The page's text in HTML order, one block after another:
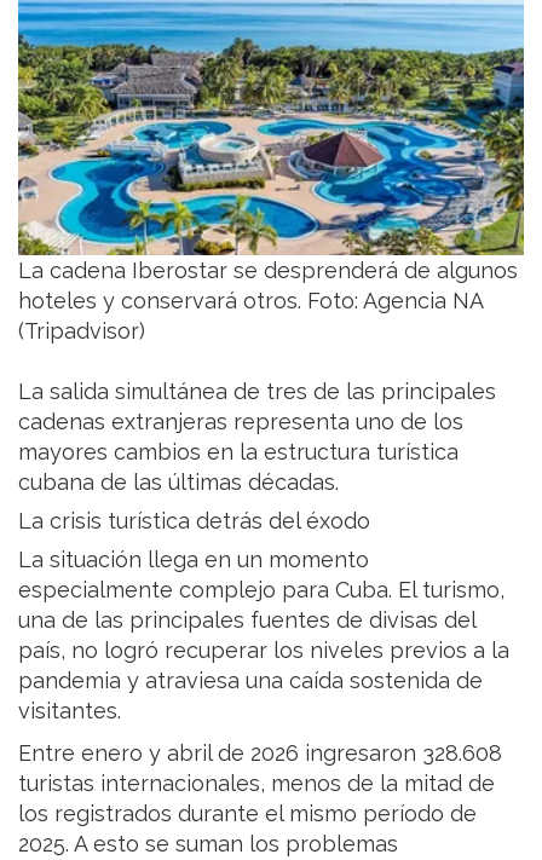
La cadena Iberostar se desprenderá de algunos
hoteles y conservará otros. Foto: Agencia NA
(Tripadvisor)
La salida simultánea de tres de las principales
cadenas extranjeras representa uno de los
mayores cambios en la estructura turística
cubana de las últimas décadas.
La crisis turística detrás del éxodo
La situación llega en un momento
especialmente complejo para Cuba. El turismo,
una de las principales fuentes de divisas del
país, no logró recuperar los niveles previos a la
pandemia y atraviesa una caída sostenida de
visitantes.
Entre enero y abril de 2026 ingresaron 328.608
turistas internacionales, menos de la mitad de
los registrados durante el mismo período de
2025. A esto se suman los problemas